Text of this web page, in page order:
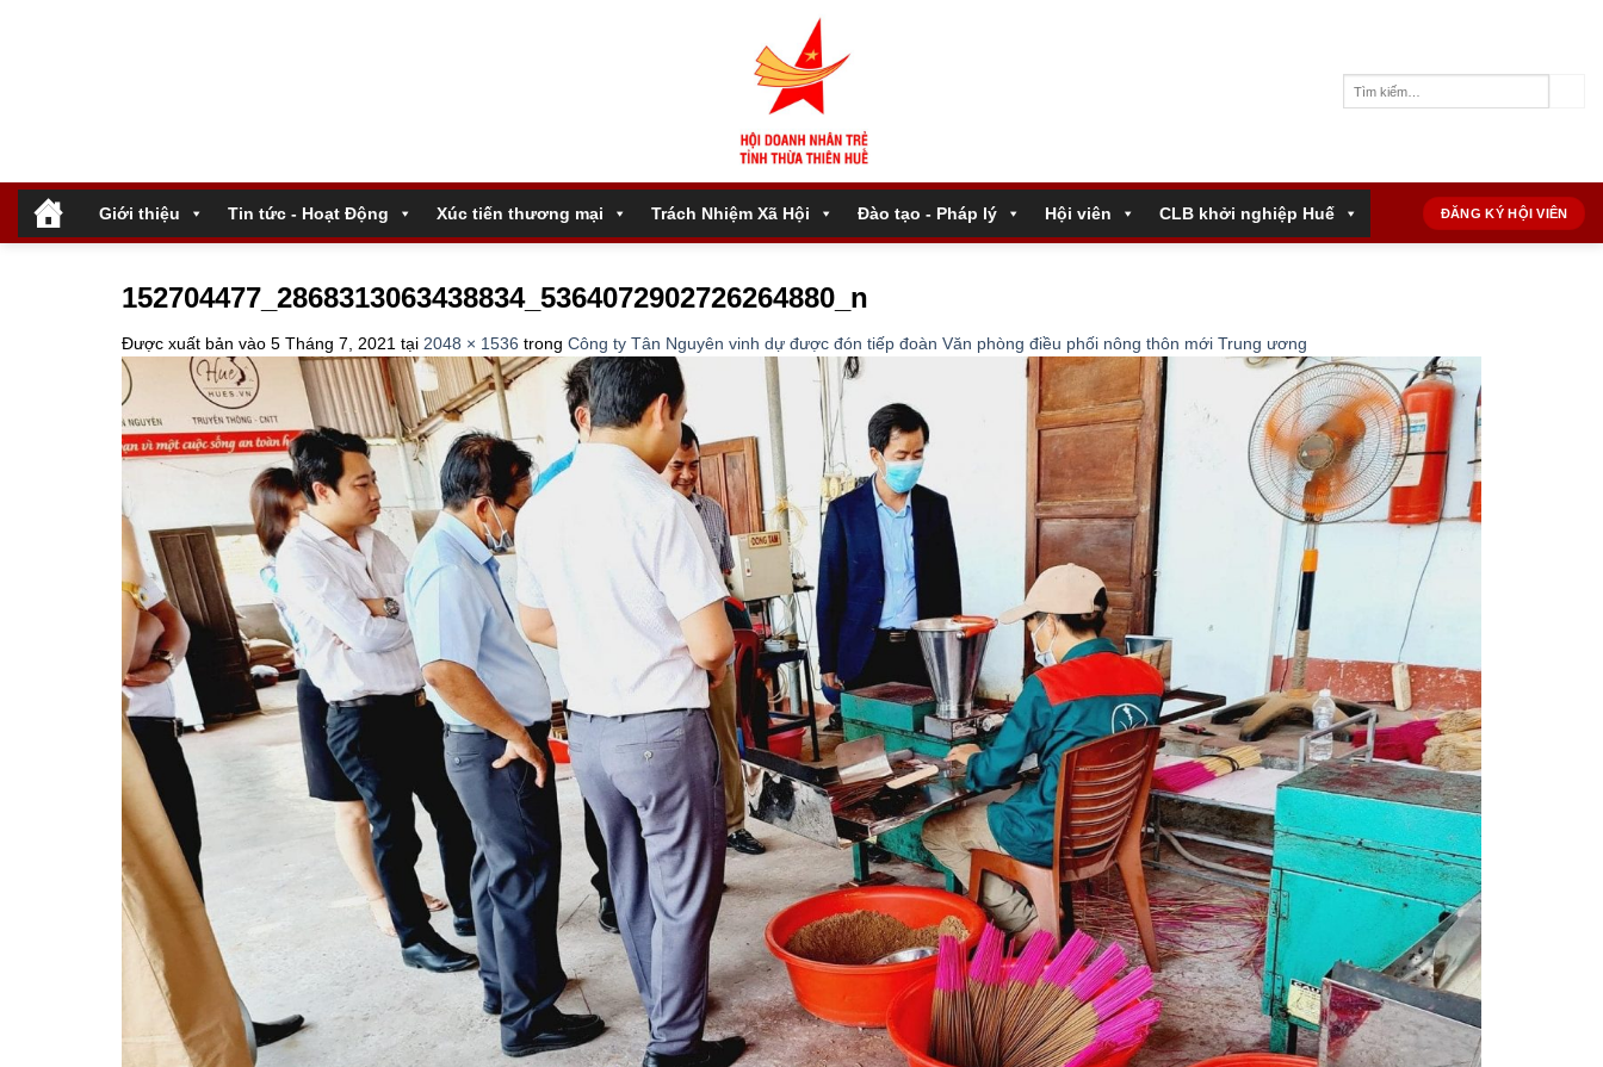
Giới thiệu Tin tức - Hoạt Động Xúc tiến thương mại Trách Nhiệm Xã Hội Đào tạo - Pháp lý Hội viên CLB khởi nghiệp Huế ĐĂNG KÝ HỘI VIÊN
152704477_2868313063438834_5364072902726264880_n
Được xuất bản vào 5 Tháng 7, 2021 tại 2048 × 1536 trong Công ty Tân Nguyên vinh dự được đón tiếp đoàn Văn phòng điều phối nông thôn mới Trung ương